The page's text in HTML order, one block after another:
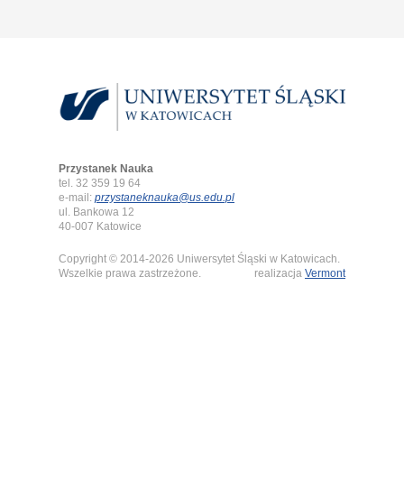
Przystanek Nauka
tel. 32 359 19 64
e-mail: przystaneknauka@us.edu.pl
ul. Bankowa 12
40-007 Katowice
Copyright © 2014-2026 Uniwersytet Śląski w Katowicach.
Wszelkie prawa zastrzeżone.
realizacja Vermont